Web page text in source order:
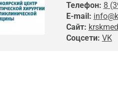
Телефон: 8
E-mail:
Сайт:
Соцсети: VK